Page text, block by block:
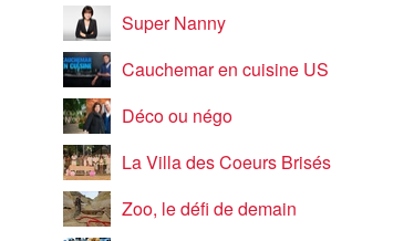
Super Nanny
Cauchemar en cuisine US
Déco ou négo
La Villa des Coeurs Brisés
Zoo, le défi de demain